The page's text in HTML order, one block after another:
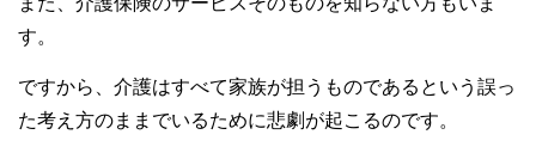
す。
ですから、介護はすべて家族が担うものであるという誤っ
た考え方のままでいるために悲劇が起こるのです。